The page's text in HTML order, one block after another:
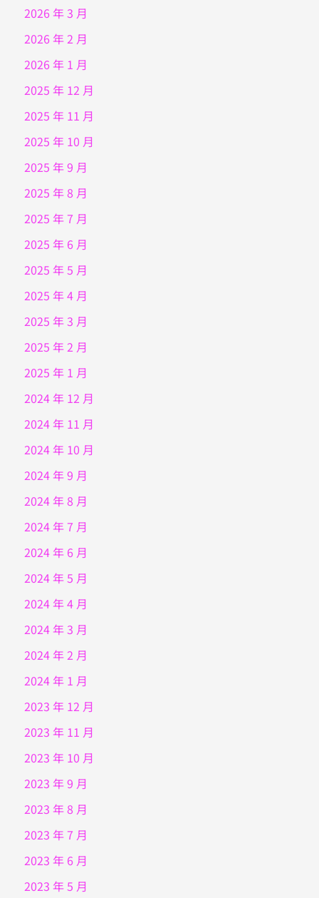
2026 年 3 月
2026 年 2 月
2026 年 1 月
2025 年 12 月
2025 年 11 月
2025 年 10 月
2025 年 9 月
2025 年 8 月
2025 年 7 月
2025 年 6 月
2025 年 5 月
2025 年 4 月
2025 年 3 月
2025 年 2 月
2025 年 1 月
2024 年 12 月
2024 年 11 月
2024 年 10 月
2024 年 9 月
2024 年 8 月
2024 年 7 月
2024 年 6 月
2024 年 5 月
2024 年 4 月
2024 年 3 月
2024 年 2 月
2024 年 1 月
2023 年 12 月
2023 年 11 月
2023 年 10 月
2023 年 9 月
2023 年 8 月
2023 年 7 月
2023 年 6 月
2023 年 5 月